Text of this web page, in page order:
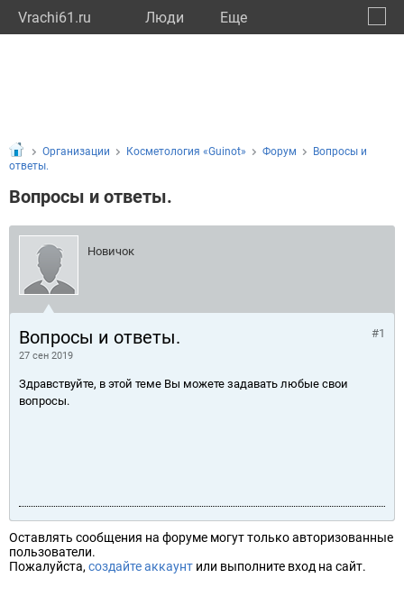
Vrachi61.ru Люди Eще
Организации Косметология «Guinot» Форум
Вопросы и
ответы.
Вопросы и ответы.
Новичок
Вопросы и ответы.
27 сен 2019
#1
Здравствуйте, в этой теме Вы можете задавать любые свои
вопросы.
Оставлять сообщения на форуме могут только авторизованные
пользователи.
Пожалуйста, создайте аккаунт или выполните вход на сайт.